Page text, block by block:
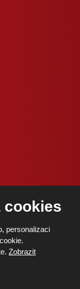
eBRÁNA
cookies
personalizaci
Zobrazit